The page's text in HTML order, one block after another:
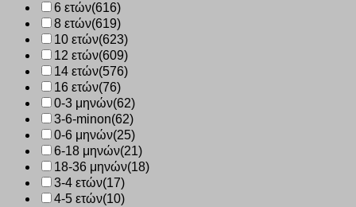
6 ετών(616)
8 ετών(619)
10 ετών(623)
12 ετών(609)
14 ετών(576)
16 ετών(76)
0-3 μηνών(62)
3-6-minon(62)
0-6 μηνών(25)
6-18 μηνών(21)
18-36 μηνών(18)
3-4 ετών(17)
4-5 ετών(10)